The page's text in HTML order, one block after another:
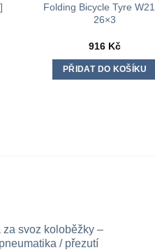
Folding Bicycle Tyre
26×3
916 Kč
PŘIDAT DO KOŠÍKU
za svoz koloběžky –
/ přezutí